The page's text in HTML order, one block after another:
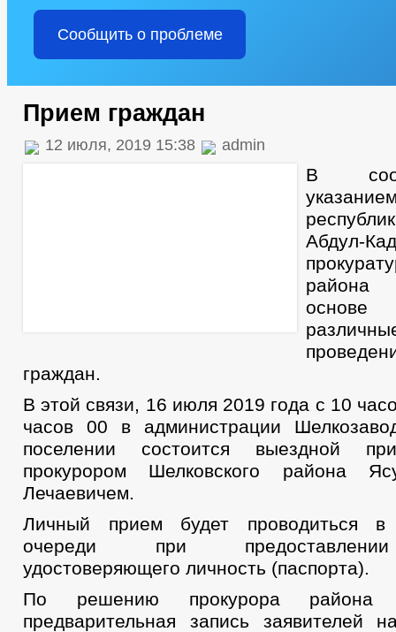
Сообщить о проблеме
Прием граждан
12 июля, 2019 15:38 admin
В
Абдул-
района
основе
граждан.
В этой связи, 16 июля 2019 года с 10
часов 00 в администрации
поселении состоится выездной
прокурором Шелковского района
Лечаевичем.
Личный прием будет проводиться в
очереди при
удостоверяющего личность (паспорта).
По решению прокурора района
предварительная запись заявителей